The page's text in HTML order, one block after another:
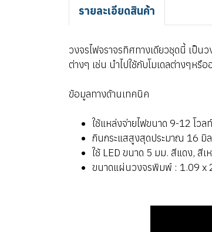
รายละเอียดสินค้า
วงจรไฟจราจรทิศทางเดียวชุดนี้ เป็
ต่างๆ เช่น นำไปใช้กับโมเดลต่างๆหรื
ข้อมูลทางด้านเทคนิค
ใช้แหล่งจ่ายไฟขนาด 9-12 โวล
กินกระแสสูงสุดประมาณ 16 มิ
ใช้ LED ขนาด 5 มม. สีแดง, สีเ
ขนาดแผ่นวงจรพิมพ์ : 1.09 x